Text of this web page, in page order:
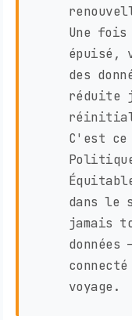
Une
épuisé,
des
réduite
C'est
dans le
jamais
voyage.